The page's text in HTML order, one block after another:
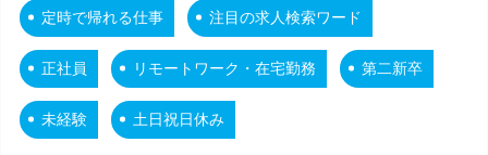
定時で帰れる仕事 注目の求人検索ワード
正社員 リモートワーク・在宅勤務 第二新卒
未経験 土日祝日休み